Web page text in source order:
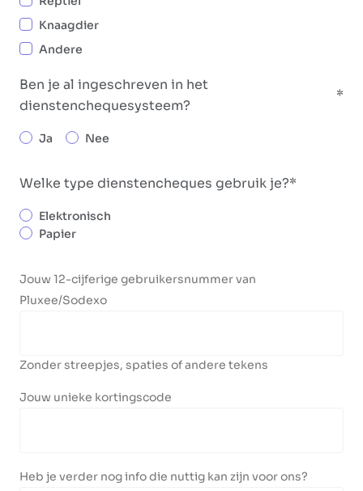
Knaagdier
Andere
Ben je al ingeschreven in het
dienstenchequesysteem?
Ja Nee
Welke type dienstencheques gebruik je?
Elektronisch
Papier
Jouw 12-cijferige gebruikersnummer van
Pluxee/Sodexo
Zonder streepjes, spaties of andere tekens
Jouw unieke kortingscode
Heb je verder nog info die nuttig kan zijn voor ons?